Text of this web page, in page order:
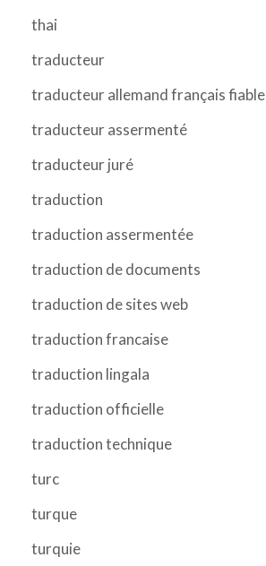
thai
traducteur
traducteur allemand français fiable
traducteur assermenté
traducteur juré
traduction
traduction assermentée
traduction de documents
traduction de sites web
traduction francaise
traduction lingala
traduction officielle
traduction technique
turc
turque
turquie